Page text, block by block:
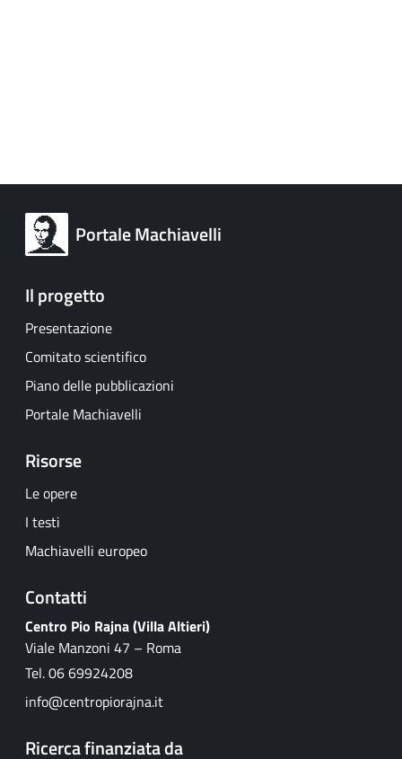
Portale Machiavelli
Il progetto
Presentazione
Comitato scientifico
Piano delle pubblicazioni
Portale Machiavelli
Risorse
Le opere
I testi
Machiavelli europeo
Contatti
Centro Pio Rajna (Villa Altieri)
Viale Manzoni 47 – Roma
Tel. 06 69924208
info@centropiorajna.it
Ricerca finanziata da